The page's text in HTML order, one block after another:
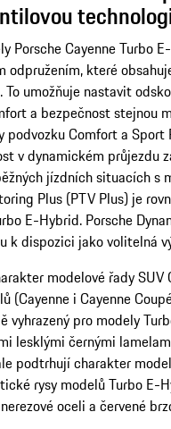
Porsche Cayenne Turbo
odpružením, které
umožňuje nastavit
a bezpečnost stejnou
podvozku Comfort a
v dynamickém průjezdu
jízdních situacích s
Plus (PTV Plus) je
E-Hybrid. Porsche
k dispozici jako volitelná
modelové řady
(Cayenne i Cayenne
vyhrazený pro modely
lesklými černými
podtrhují charakter
rysy modelů Turbo E-
oceli a červené